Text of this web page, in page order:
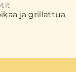
ja grillattua